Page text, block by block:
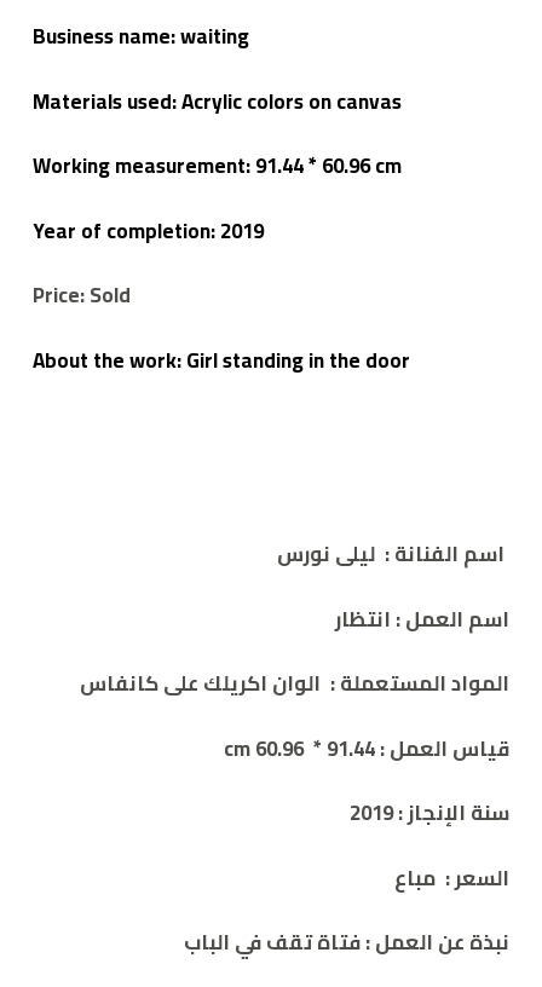
Business name: waiting
Materials used: Acrylic colors on canvas
Working measurement: 91.44 * 60.96 cm
Year of completion: 2019
Price: Sold
About the work: Girl standing in the door
اسم الفنانة: ليلى نورس
اسم العمل:انتظار
المواد المستعملة: الوان اكريلك على كانفاس
قياس العمل: 91.44 * 60.96 cm
سنة الإنجاز:
2019
السعر: مباع
نبذة عن العمل:فتاة تقف في الباب